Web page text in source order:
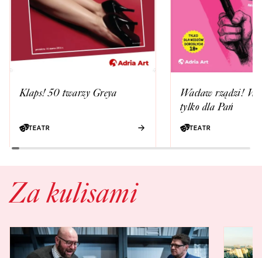
Klaps! 50 twarzy Greya
TEATR
Wacław rządzi!
tylko dla Pań
TEATR
Za kulisami